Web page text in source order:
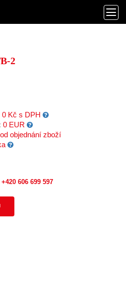
2
0 Kč s DPH
0 EUR
objednání zboží
+420 606 699 597